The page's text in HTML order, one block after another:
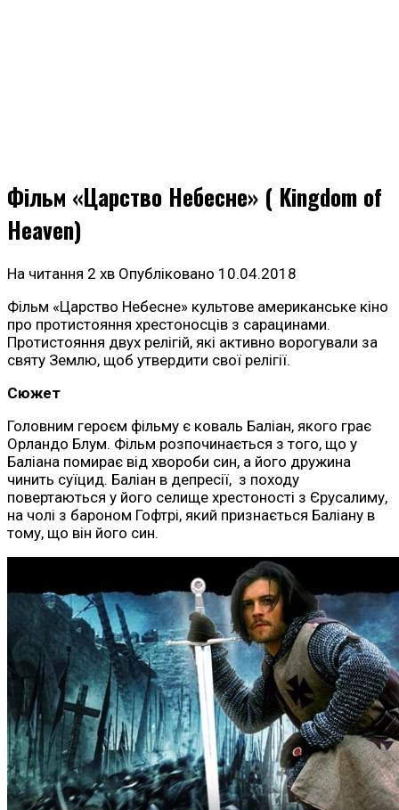
Фільм «Царство Небесне» ( Kingdom of
Heaven)
На читання 2 хв Опубліковано 10.04.2018
Фільм «Царство Небесне» культове американське кіно
про протистояння хрестоносців з сарацинами.
Протистояння двух релігій, які активно ворогували за
святу Землю, щоб утвердити свої релігії.
Сюжет
Головним героєм фільму є коваль Баліан, якого грає
Орландо Блум. Фільм розпочинається з того, що у
Баліана помирає від хвороби син, а його дружина
чинить суїцид. Баліан в депресії, з походу
повертаються у його селище хрестоності з Єрусалиму,
на чолі з бароном Гофтрі, який признається Баліану в
тому, що він його син.